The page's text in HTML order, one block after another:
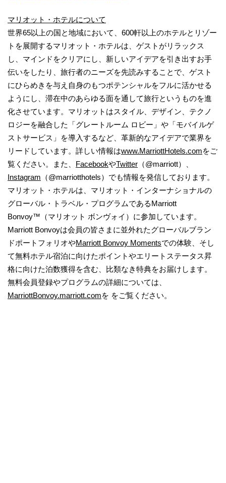
マリオット・ホテルについて
世界65以上の国と地域において、600軒以上のホテルとリゾー
トを展開するマリオット・ホテルは、ゲストがリラックス
し、マインドをクリアにし、新しいアイデアを引き出すお手
伝いをしたり、旅行者のニーズを先読みすることで、ゲスト
にひらめきを与え自身のもつポテンシャルをフルに活かせる
ようにし、滞在中のあらゆる面を通して旅行というものを進
化させています。マリオットはスタイル、デザイン、テクノ
ロジーを融合した「グレートルーム ロビー」や「モバイルゲ
ストサービス」を導入するなど、革新的なアイデアで業界を
リードしています。詳しい情報はwww.MarriottHotels.comをご
覧ください。また、 FacebookやTwitter （@marriott）、
Instagram （@marriotthotels）でも情報を発信しております。
マリオット・ホテルは、マリオット・インターナショナルの
グローバル・トラベル・プログラムであるMarriott
Bonvoy™（マリオット ボンヴォイ）に参加しています。
Marriott Bonvoyは会員の皆さまに並外れたグローバルブラン
ドポートフォリオやMarriott Bonvoy Momentsでの体験、そし
て無料ホテル宿泊に向けたポイントやエリートステータス昇
格に向けた泊数獲得を含む、比類なき特典をお届けします。
無料会員登録やプログラムの詳細については、
MarriottBonvoy.marriott.comを をご覧ください。